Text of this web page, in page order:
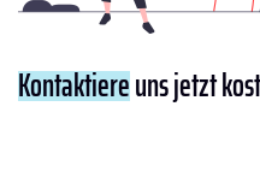
Kontaktiereuns jetzt